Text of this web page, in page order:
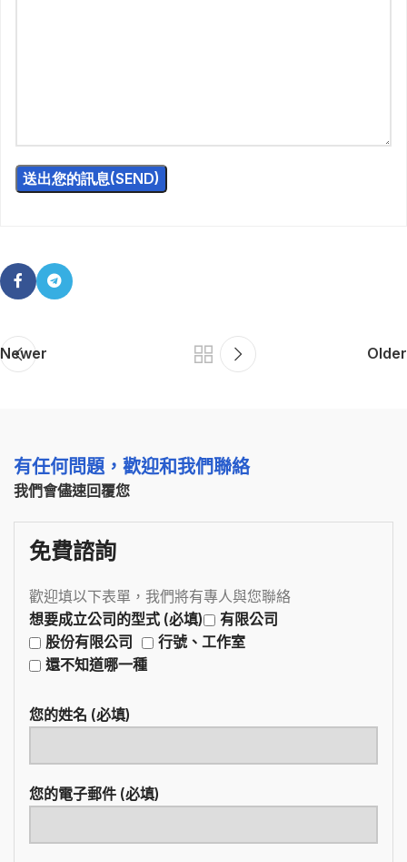
Newer Older
有任何問題，歡迎和我們聯絡
我們會儘速回覆您
免費諮詢
歡迎填以下表單，我們將有專人與您聯絡
想要成立公司的型式 (必填)
有限公司
股份有限公司
行號、工作室
還不知道哪一種
您的姓名 (必填)
您的電子郵件 (必填)